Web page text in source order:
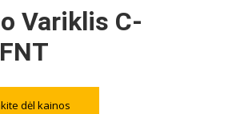
Variklis C-
dėl kainos